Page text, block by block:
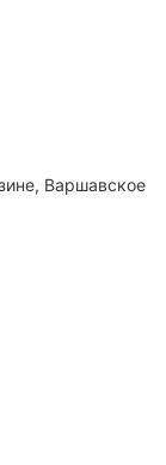
Варшавское